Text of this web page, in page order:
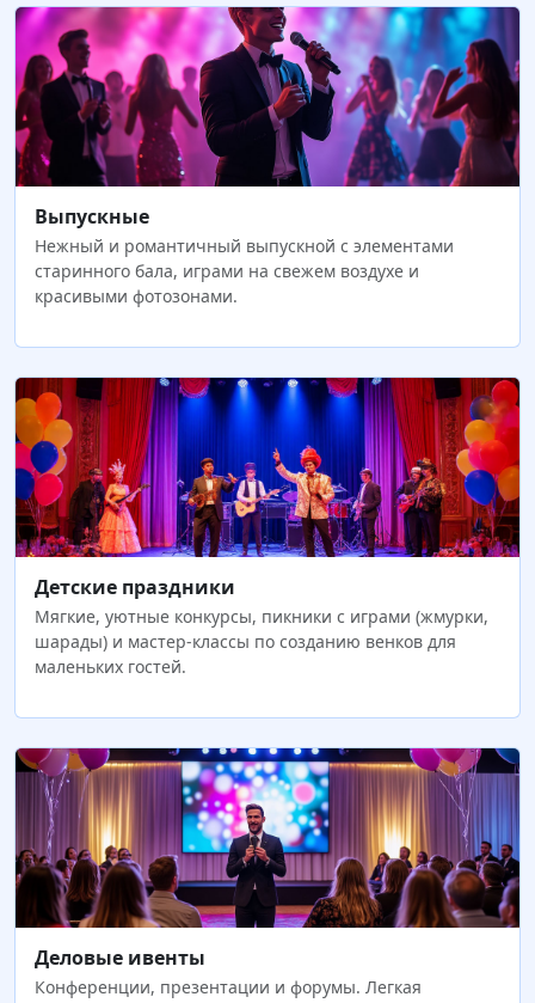
Выпускные
Нежный и романтичный выпускной с элементами
старинного бала, играми на свежем воздухе и
красивыми фотозонами.
Детские праздники
Мягкие, уютные конкурсы, пикники с играми (жмурки,
шарады) и мастер-классы по созданию венков для
маленьких гостей.
Деловые ивенты
Конференции, презентации и форумы. Легкая